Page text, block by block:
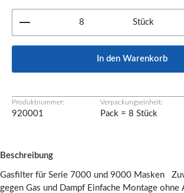
Produkt Anzahl: Gib den
Stück
In den Warenkorb
Produktnummer:
920001
Verpackungseinheit:
Pack = 8 Stück
Beschreibung
Gasfilter für Serie 7000 und 9000 Masken
gegen Gas und Dampf Einfache Montage ohne